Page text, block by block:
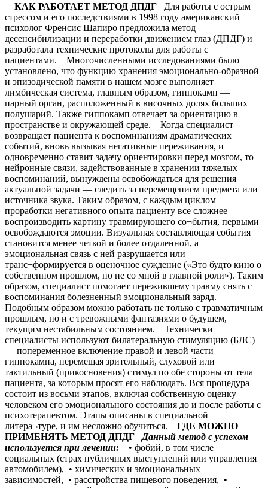
КАК РАБОТАЕТ МЕТОД ДПДГ Для работы с острым
стрессом и его последствиями в 1998 году американский
психолог Френсис Шапиро предложила метод
десенсибилизации и переработки движением глаз (ДПДГ) и
разработала технические протоколы для работы с
пациентами. Многочисленными исследованиями было
установлено, что функцию хранения эмоционально-образной
и эпизодической памяти в нашем мозге выполняет
лимбическая система, главным образом, гиппокамп —
парный орган, расположенный в височных долях больших
полушарий. Также гиппокамп отвечает за ориентацию в
пространстве и окружающей среде. Когда специалист
возвращает пациента к воспоминаниям драматических
событий, вновь вызывая негативные переживания, и
одновременно ставит задачу ориентировки перед мозгом, то
нейронные связи, задействованные в хранении тяжелых
воспоминаний, вынуждены освобождаться для решения
актуальной задачи — следить за перемещением предмета или
источника звука. Таким образом, с каждым циклом
проработки негативного опыта пациенту все сложнее
воспроизводить картину травмирующего со¬бытия, первыми
освобождаются эмоции. Визуальная составляющая события
становится менее четкой и более отдаленной, а
эмоциональная связь с ней разрушается или
транс¬формируется в оценочное суждение («Это будто кино о
собственном прошлом, но не со мной в главной роли»). Таким
образом, специалист помогает пережившему травму снять с
воспоминания болезненный эмоциональный заряд.
Подобным образом можно работать не только с травматичным
прошлым, но и с тревожными фантазиями о будущем,
текущим нестабильным состоянием. Технически
специалисты используют билатеральную стимуляцию (БЛС)
— попеременное включение правой и левой части
гиппокампа, перемещая зрительный, слуховой или
тактильный (прикосновения) стимул по обе стороны от тела
пациента, за которым просят его наблюдать. Вся процедура
состоит из восьми этапов, включая собственную оценку
человеком его эмоционального состояния до и после работы с
психотерапевтом. Этапы описаны в специальной
литера¬туре, и им несложно обучиться. ГДЕ МОЖНО
ПРИМЕНЯТЬ МЕТОД ДПДГ
Данный метод с успехом
используется при лечении:
• фобий, в том числе
социальных (страх публичных выступлений или управления
автомобилем), • химических и эмоциональных
зависимостей, • расстройства пищевого поведения, •